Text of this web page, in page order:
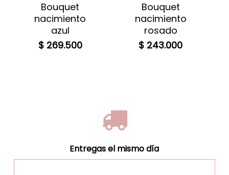
Bouquet
nacimiento
azul
$269.500
Bouquet
nacimiento
rosado
$ 243.000
Entregas el mismo día